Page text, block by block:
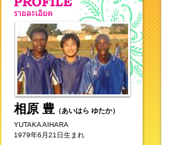
相原 豊 （あいはら ゆたか）
YUTAKA AIHARA
1979年6月21日生まれ